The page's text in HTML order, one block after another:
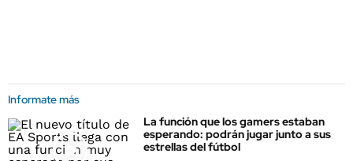
Informate más
La función que los gamers estaban
esperando: podrán jugar junto a sus
estrellas del fútbol